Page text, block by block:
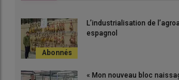
L’industrialisation de
espagnol
« Mon nouveau bloc